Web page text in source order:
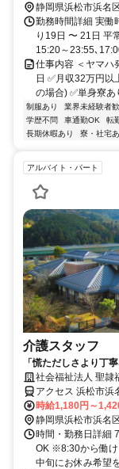
静岡県浜松市浜名
勤務時間詳細 実働
り19日 〜 21日
15:20～23:55､
仕事内容 ＜ヤマハ
日 ✅月収32万円
の場合) ✅単身寮あ
制服あり 業界未経験者
学歴不問
車通勤OK 転
長期休暇あり
寮・社宅
アルバイト・パート
介護スタッフ
「慌ただしさより丁
週2日・2h～OK！ご
社会福祉法人 聖隷
アクセス 浜松市浜
時給1,180円～
静岡県浜松市浜名
時間・勤務日詳細
OK ※8:30から働
中旬にお休み希望